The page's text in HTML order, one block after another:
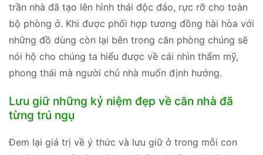
trần nhà đã tạo lên hình thái độc đáo, rực rỡ cho toàn
bộ phòng ở. Khi được phối hợp tương đồng hài hòa với
những đồ dùng còn lại bên trong căn phòng chúng sẽ
nói hộ cho chúng ta hiểu được về cái nhìn thẩm mỹ,
phong thái mà người chủ nhà muốn định hướng.
Lưu giữ những kỷ niệm đẹp về căn nhà đã
từng trú ngụ
Đem lại giá trị về ý thức và lưu giữ ở trong mỗi con